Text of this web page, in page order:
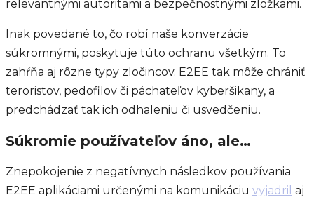
relevantnými autoritami a bezpečnostnými zložkami.
Inak povedané to, čo robí naše konverzácie
súkromnými, poskytuje túto ochranu všetkým. To
zahŕňa aj rôzne typy zločincov. E2EE tak môže chrániť
teroristov, pedofilov či páchateľov kyberšikany, a
predchádzať tak ich odhaleniu či usvedčeniu.
Súkromie používateľov áno, ale…
Znepokojenie z negatívnych následkov používania
E2EE aplikáciami určenými na komunikáciu vyjadril aj